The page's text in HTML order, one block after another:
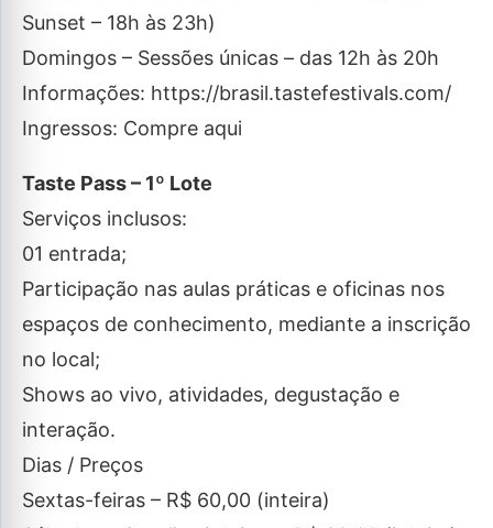
Sunset – 18h às 23h)
Domingos – Sessões únicas – das 12h às 20h
Informações: https://brasil.tastefestivals.com/
Ingressos: Compre aqui
Taste Pass – 1º Lote
Serviços inclusos:
01 entrada;
Participação nas aulas práticas e oficinas nos
espaços de conhecimento, mediante a inscrição
no local;
Shows ao vivo, atividades, degustação e
interação.
Dias / Preços
Sextas-feiras – R$ 60,00 (inteira)